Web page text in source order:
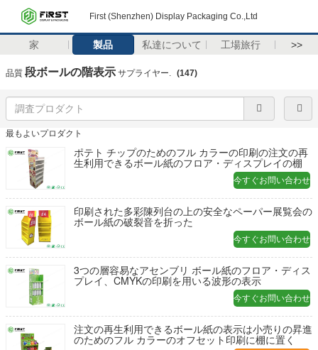
First (Shenzhen) Display Packaging Co.,Ltd
家 製品 私達について 工場旅行 >>
品質 段ボールの階表示 サプライヤー. (147)
最もよいプロダクト
ポテト チップのためのフル カラーの印刷の注文の再
生利用できるボール紙のフロア・ディスプレイの棚
今すぐお問い合わせ
印刷された多彩陳列台の上の安全なペーパー展覧会の
ボール紙の破裂音を折った
今すぐお問い合わせ
3つの層容易なアセンブリ ボール紙のフロア・ディス
プレイ、CMYKの印刷を用いる波形の表示
今すぐお問い合わせ
注文の再生利用できるボール紙の表示は小売りの昇進
のためのフル カラーのオフセット印刷に棚に置く